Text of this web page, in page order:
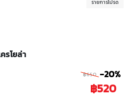
รายการโปรด
รโยล่า
฿650 -20%
฿520